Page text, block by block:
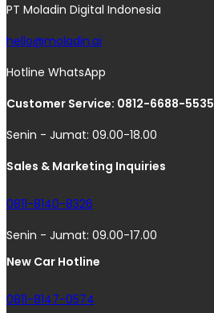
PT Moladin Digital Indonesia
hello@moladin.ai
Hotline WhatsApp
Customer Service: 0812-6688-5535
Senin - Jumat: 09.00-18.00
Sales & Marketing Inquiries
0811-8140-8326
Senin - Jumat: 09.00-17.00
New Car Hotline
0811-8147-0574